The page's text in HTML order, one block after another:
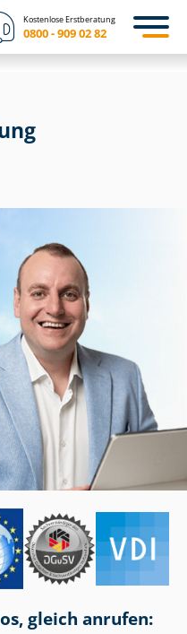
Kostenlose Erstberatung
0800 - 909 02 82
gleich anrufen: